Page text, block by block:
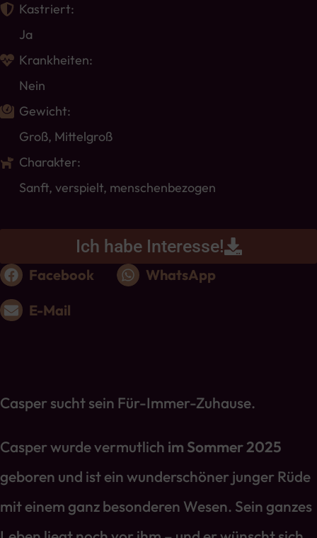
Kastriert:
Ja
Krankheiten:
Nein
Gewicht:
Groß, Mittelgroß
Charakter:
Sanft, verspielt, menschenbezogen
Ich habe Interesse!
Facebook
WhatsApp
E-Mail
Casper sucht sein Für-Immer-Zuhause.
Casper wurde vermutlich im Sommer 2025
geboren und ist ein wunderschöner junger Rüde
mit einem ganz besonderen Wesen. Sein ganzes